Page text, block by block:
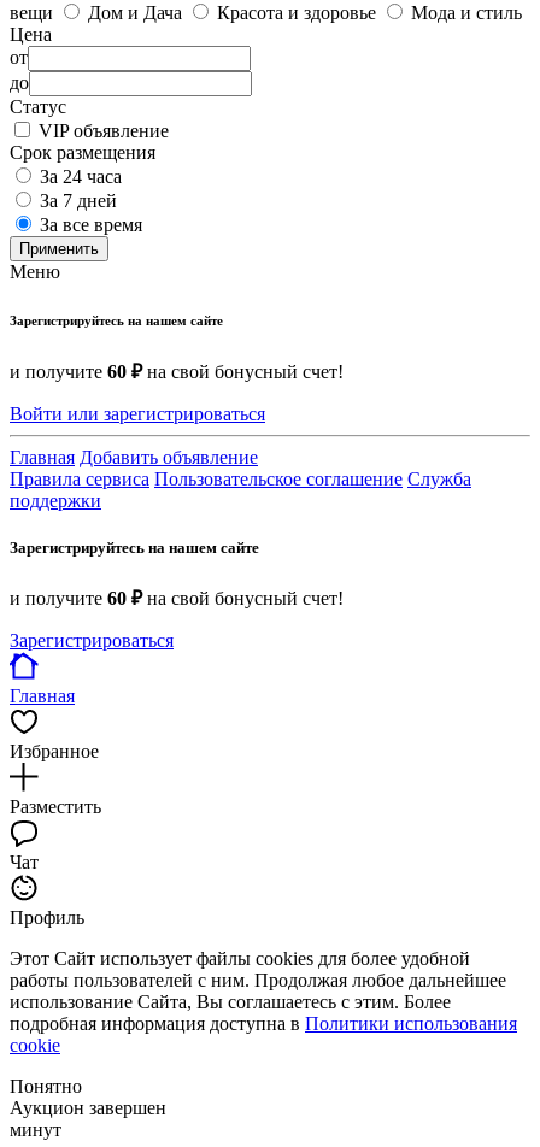
вещи
Дом и Дача Красота и здоровье
Мода и стиль
Цена
от
до
Статус
VIP объявление
Срок размещения
За 24 часа
За 7 дней
За все время
Применить
Меню
Зарегистрируйтесь на нашем сайте
и получите 60 ₽на свой бонусный счет!
Войти или зарегистрироваться
Главная Добавить объявление
Правила сервиса Пользовательское соглашение Служба
поддержки
Зарегистрируйтесь на нашем сайте
и получите 60 ₽на свой бонусный счет!
Зарегистрироваться
Главная
Избранное
Разместить
Чат
Профиль
Этот Сайт использует файлы cookies для более удобной
работы пользователей с ним. Продолжая любое дальнейшее
использование Сайта, Вы соглашаетесь с этим. Более
подробная информация доступна в Политики использования
cookie
Понятно
Аукцион завершен
минут